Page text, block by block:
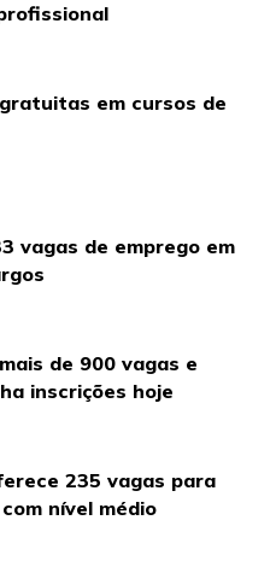
em cursos de
vagas de emprego em
de 900 vagas e
inscrições hoje
235 vagas para
nível médio